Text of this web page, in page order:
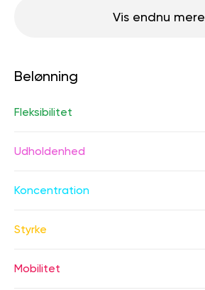
Vis endnu mere
Belønning
Fleksibilitet
Udholdenhed
Koncentration
Styrke
Mobilitet